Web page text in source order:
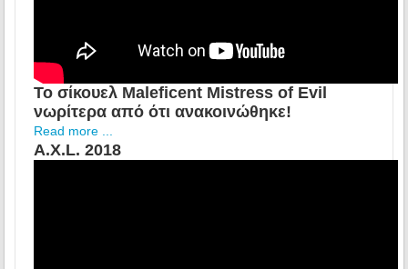
Το σίκουελ Maleficent Mistress of Evil
νωρίτερα από ότι ανακοινώθηκε!
Read more ...
A.X.L. 2018